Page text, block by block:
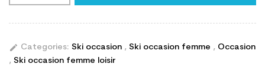
edit Categories: Ski occasion , Ski occasion femme , Occasion
, Ski occasion femme loisir